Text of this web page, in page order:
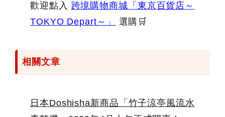
歡迎點入 跨境購物商城「東京百貨店～
TOKYO Depart～」
選購🛒
相關文章
日本Doshisha新商品「竹子涼亭風流水